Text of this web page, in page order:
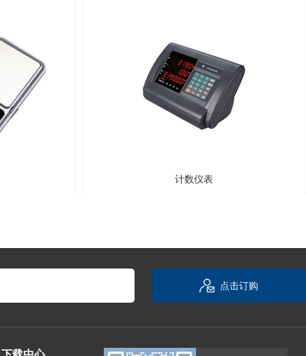
计数仪表
点击订购